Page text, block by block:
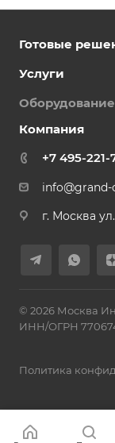
Готовые
Услуги
Оборудование
Компания
+7 495-221-
г. Москва
© 2026 Москва
ИНН/ОГРН
Политика